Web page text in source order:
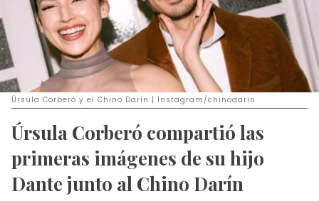
Úrsula Corberó y el Chino Darín | Instagram/chinodarin
Úrsula Corberó compartió las
primeras imágenes de su hijo
Dante junto al Chino Darín